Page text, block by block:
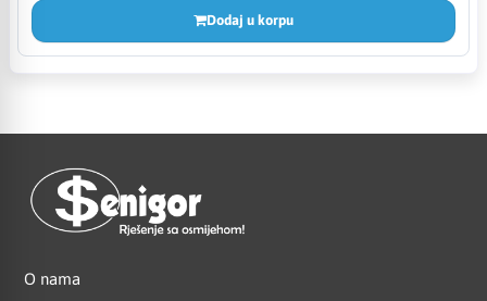
Dodaj u korpu
O nama